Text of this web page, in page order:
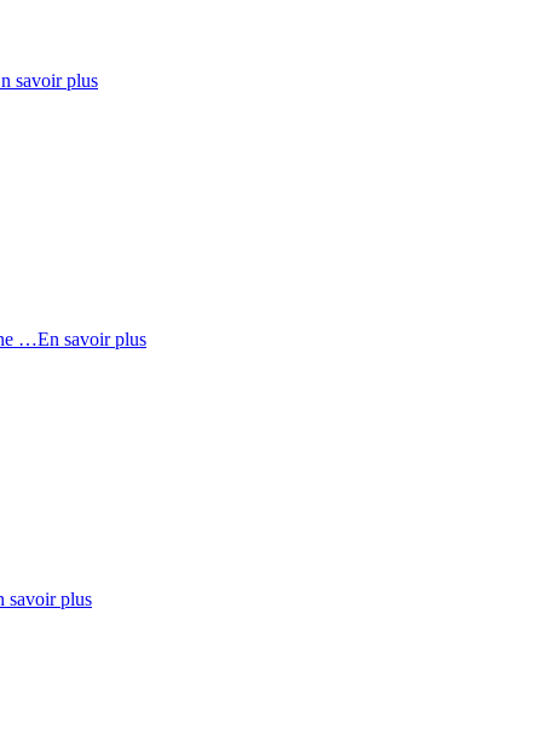
savoir plus
…En savoir plus
savoir plus